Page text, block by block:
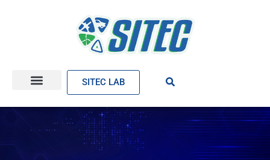
SITEC LAB